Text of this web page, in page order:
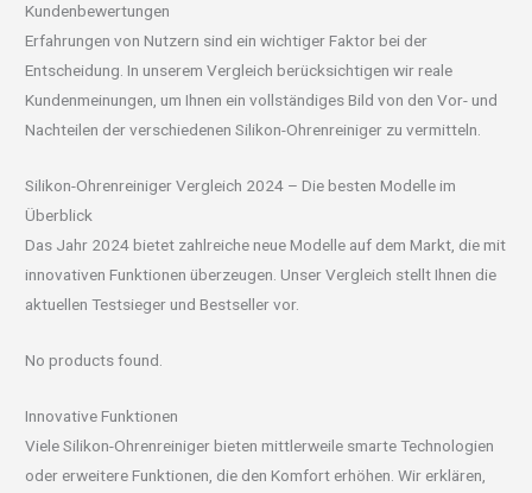
Kundenbewertungen
Erfahrungen von Nutzern sind ein wichtiger Faktor bei der
Entscheidung. In unserem Vergleich berücksichtigen wir reale
Kundenmeinungen, um Ihnen ein vollständiges Bild von den Vor- und
Nachteilen der verschiedenen Silikon-Ohrenreiniger zu vermitteln.
Silikon-Ohrenreiniger Vergleich 2024 – Die besten Modelle im
Überblick
Das Jahr 2024 bietet zahlreiche neue Modelle auf dem Markt, die mit
innovativen Funktionen überzeugen. Unser Vergleich stellt Ihnen die
aktuellen Testsieger und Bestseller vor.
No products found.
Innovative Funktionen
Viele Silikon-Ohrenreiniger bieten mittlerweile smarte Technologien
oder erweitere Funktionen, die den Komfort erhöhen. Wir erklären,